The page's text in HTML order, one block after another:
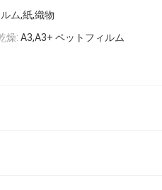
ム,紙,織物
燥: A3,A3+ ペットフィルム